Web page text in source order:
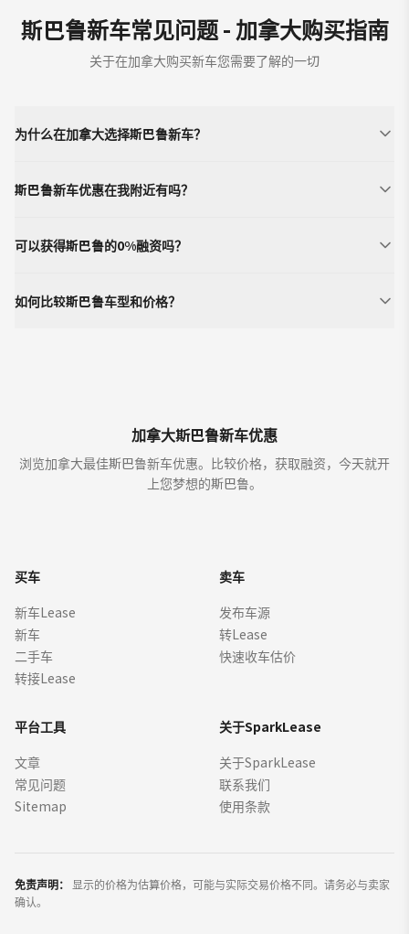
斯巴鲁新车常见问题 - 加拿大购买指南
关于在加拿大购买新车您需要了解的一切
为什么在加拿大选择斯巴鲁新车？
斯巴鲁新车优惠在我附近有吗？
可以获得斯巴鲁的0%融资吗？
如何比较斯巴鲁车型和价格？
加拿大斯巴鲁新车优惠
浏览加拿大最佳斯巴鲁新车优惠。比较价格，获取融资，今天就开
上您梦想的斯巴鲁。
买车
新车Lease
新车
二手车
转接Lease
卖车
发布车源
转Lease
快速收车估价
平台工具
文章
常见问题
Sitemap
关于SparkLease
关于SparkLease
联系我们
使用条款
免责声明：
显示的价格为估算价格，可能与实际交易价格不同。请务必与卖家
确认。